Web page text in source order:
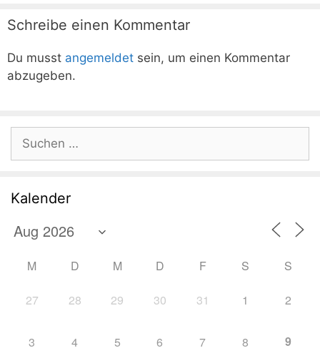
Schreibe einen Kommentar
Du musst angemeldet sein, um einen Kommentar
abzugeben.
nach:
Kalender
M D M D F S S
27 28 29 30 31 1 2
3 4 5 6 7 8 9